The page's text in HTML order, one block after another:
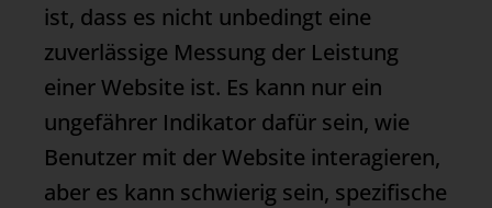
ist, dass es nicht unbedingt eine
zuverlässige Messung der Leistung
einer Website ist. Es kann nur ein
ungefährer Indikator dafür sein, wie
Benutzer mit der Website interagieren,
aber es kann schwierig sein, spezifische